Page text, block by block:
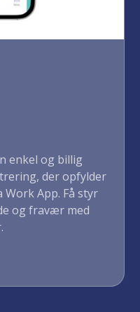
enkel og billig
der opfylder
Work App. Få styr
og fravær med